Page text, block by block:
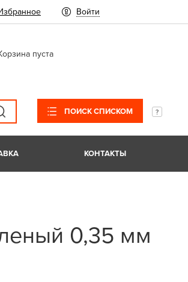
Войти
пуста
ПОИСК СПИСКОМ
КОНТАКТЫ
0,35 мм